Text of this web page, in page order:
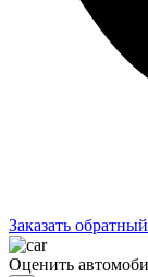
Заказать
Оценить